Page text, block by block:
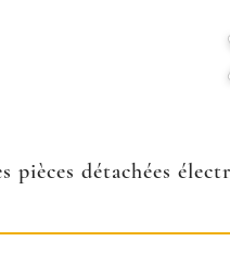
détachées